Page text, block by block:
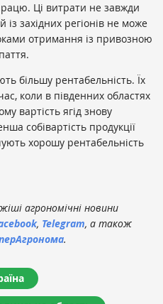
Ці витрати не завжди
західних регіонів не може
отримання із привозною
більшу рентабельність. Їх
коли в південних областях
вартість ягід знову
собівартість продукції
хорошу рентабельність
агрономічні новини
, Telegram, а також
.